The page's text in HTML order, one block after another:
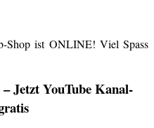
Shop ist ONLINE! Viel Spass
Jetzt YouTube Kanal-